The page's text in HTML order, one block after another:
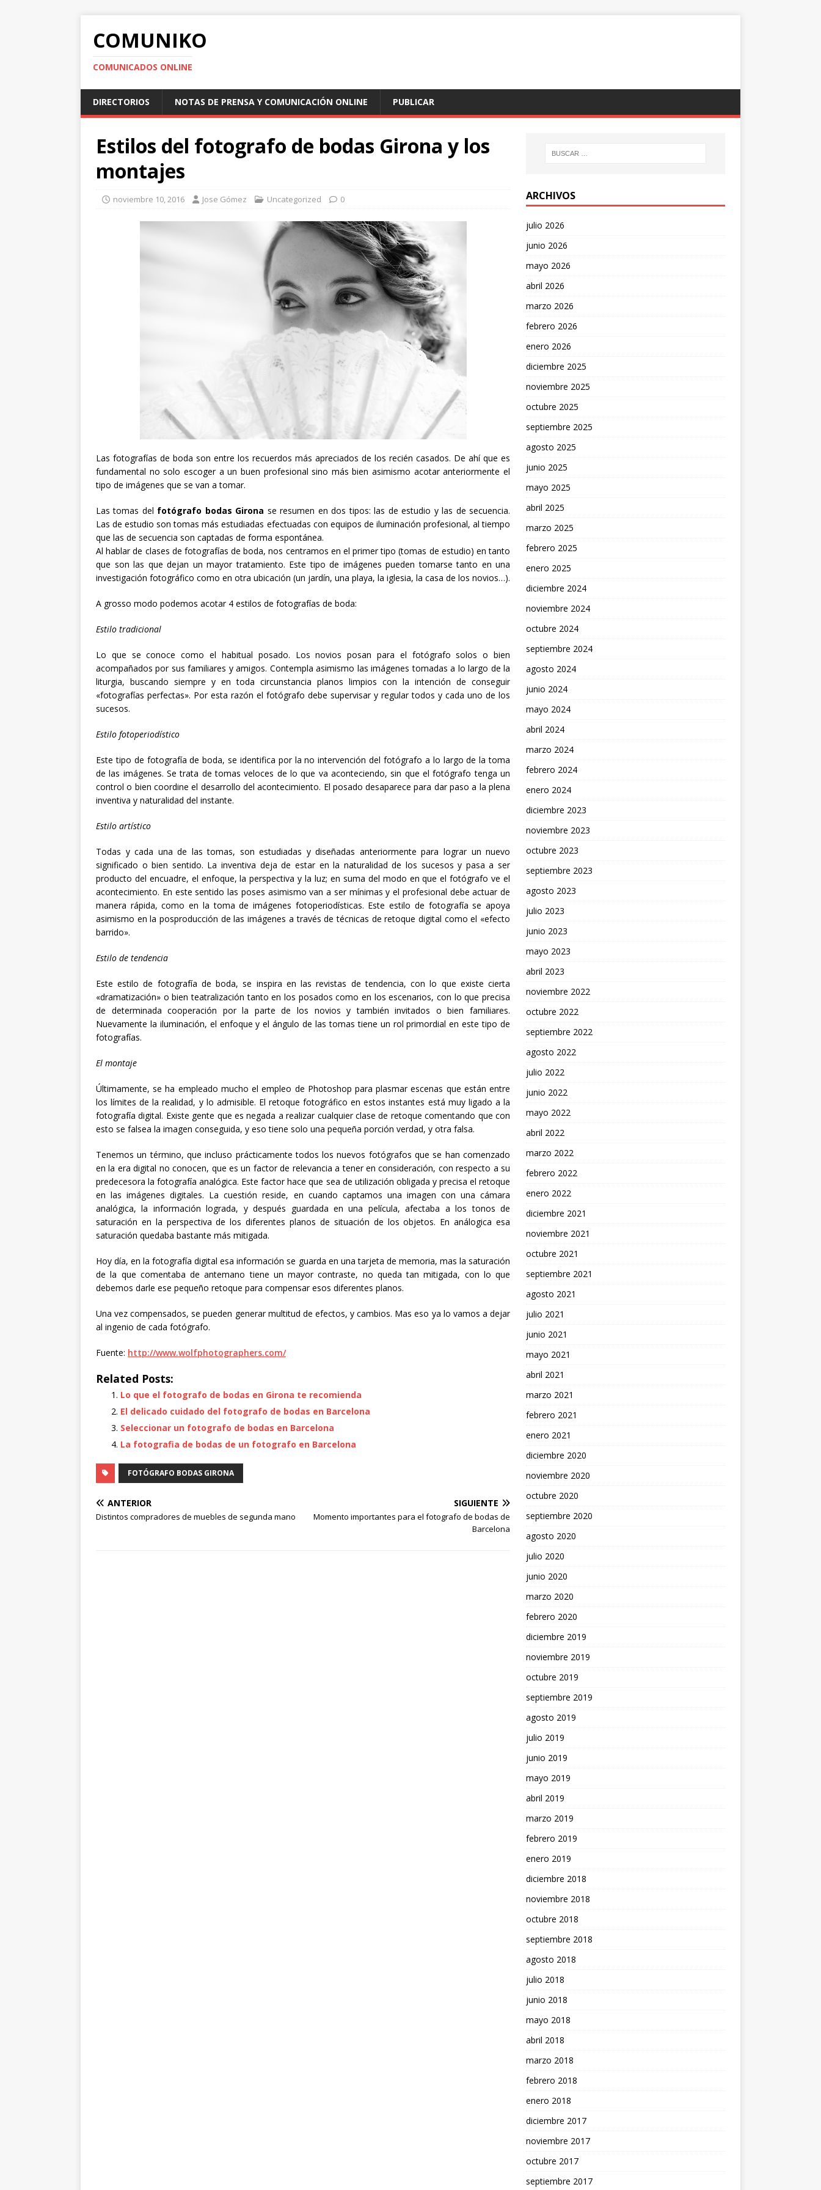
COMUNIKO
COMUNICADOS ONLINE
DIRECTORIOS NOTAS DE PRENSA Y COMUNICACIÓN ONLINE PUBLICAR
Estilos del fotografo de bodas Girona y los
montajes
noviembre 10, 2016 Jose Gómez Uncategorized 0
Las fotografías de boda son entre los recuerdos más apreciados de los recién casados. De ahí que es
fundamental no solo escoger a un buen profesional sino más bien asimismo acotar anteriormente el
tipo de imágenes que se van a tomar.
Las tomas del fotógrafo bodas Girona se resumen en dos tipos: las de estudio y las de secuencia.
Las de estudio son tomas más estudiadas efectuadas con equipos de iluminación profesional, al tiempo
que las de secuencia son captadas de forma espontánea.
Al hablar de clases de fotografías de boda, nos centramos en el primer tipo (tomas de estudio) en tanto
que son las que dejan un mayor tratamiento. Este tipo de imágenes pueden tomarse tanto en una
investigación fotográfico como en otra ubicación (un jardín, una playa, la iglesia, la casa de los novios…).
A grosso modo podemos acotar 4 estilos de fotografías de boda:
Estilo tradicional
Lo que se conoce como el habitual posado. Los novios posan para el fotógrafo solos o bien
acompañados por sus familiares y amigos. Contempla asimismo las imágenes tomadas a lo largo de la
liturgia, buscando siempre y en toda circunstancia planos limpios con la intención de conseguir
«fotografías perfectas». Por esta razón el fotógrafo debe supervisar y regular todos y cada uno de los
sucesos.
Estilo fotoperiodístico
Este tipo de fotografía de boda, se identifica por la no intervención del fotógrafo a lo largo de la toma
de las imágenes. Se trata de tomas veloces de lo que va aconteciendo, sin que el fotógrafo tenga un
control o bien coordine el desarrollo del acontecimiento. El posado desaparece para dar paso a la plena
inventiva y naturalidad del instante.
Estilo artístico
Todas y cada una de las tomas, son estudiadas y diseñadas anteriormente para lograr un nuevo
significado o bien sentido. La inventiva deja de estar en la naturalidad de los sucesos y pasa a ser
producto del encuadre, el enfoque, la perspectiva y la luz; en suma del modo en que el fotógrafo ve el
acontecimiento. En este sentido las poses asimismo van a ser mínimas y el profesional debe actuar de
manera rápida, como en la toma de imágenes fotoperiodísticas. Este estilo de fotografía se apoya
asimismo en la posproducción de las imágenes a través de técnicas de retoque digital como el «efecto
barrido».
Estilo de tendencia
Este estilo de fotografía de boda, se inspira en las revistas de tendencia, con lo que existe cierta
«dramatización» o bien teatralización tanto en los posados como en los escenarios, con lo que precisa
de determinada cooperación por la parte de los novios y también invitados o bien familiares.
Nuevamente la iluminación, el enfoque y el ángulo de las tomas tiene un rol primordial en este tipo de
fotografías.
El montaje
Últimamente, se ha empleado mucho el empleo de Photoshop para plasmar escenas que están entre
los límites de la realidad, y lo admisible. El retoque fotográfico en estos instantes está muy ligado a la
fotografía digital. Existe gente que es negada a realizar cualquier clase de retoque comentando que con
esto se falsea la imagen conseguida, y eso tiene solo una pequeña porción verdad, y otra falsa.
Tenemos un término, que incluso prácticamente todos los nuevos fotógrafos que se han comenzado
en la era digital no conocen, que es un factor de relevancia a tener en consideración, con respecto a su
predecesora la fotografía analógica. Este factor hace que sea de utilización obligada y precisa el retoque
en las imágenes digitales. La cuestión reside, en cuando captamos una imagen con una cámara
analógica, la información lograda, y después guardada en una película, afectaba a los tonos de
saturación en la perspectiva de los diferentes planos de situación de los objetos. En análogica esa
saturación quedaba bastante más mitigada.
Hoy día, en la fotografía digital esa información se guarda en una tarjeta de memoria, mas la saturación
de la que comentaba de antemano tiene un mayor contraste, no queda tan mitigada, con lo que
debemos darle ese pequeño retoque para compensar esos diferentes planos.
Una vez compensados, se pueden generar multitud de efectos, y cambios. Mas eso ya lo vamos a dejar
al ingenio de cada fotógrafo.
Fuente: http://www.wolfphotographers.com/
Related Posts:
Lo que el fotografo de bodas en Girona te recomienda
El delicado cuidado del fotografo de bodas en Barcelona
Seleccionar un fotografo de bodas en Barcelona
La fotografia de bodas de un fotografo en Barcelona
FOTÓGRAFO BODAS GIRONA
ANTERIOR
Distintos compradores de muebles de segunda mano
SIGUIENTE
Momento importantes para el fotografo de bodas de
Barcelona
ARCHIVOS
julio 2026
junio 2026
mayo 2026
abril 2026
marzo 2026
febrero 2026
enero 2026
diciembre 2025
noviembre 2025
octubre 2025
septiembre 2025
agosto 2025
junio 2025
mayo 2025
abril 2025
marzo 2025
febrero 2025
enero 2025
diciembre 2024
noviembre 2024
octubre 2024
septiembre 2024
agosto 2024
junio 2024
mayo 2024
abril 2024
marzo 2024
febrero 2024
enero 2024
diciembre 2023
noviembre 2023
octubre 2023
septiembre 2023
agosto 2023
julio 2023
junio 2023
mayo 2023
abril 2023
noviembre 2022
octubre 2022
septiembre 2022
agosto 2022
julio 2022
junio 2022
mayo 2022
abril 2022
marzo 2022
febrero 2022
enero 2022
diciembre 2021
noviembre 2021
octubre 2021
septiembre 2021
agosto 2021
julio 2021
junio 2021
mayo 2021
abril 2021
marzo 2021
febrero 2021
enero 2021
diciembre 2020
noviembre 2020
octubre 2020
septiembre 2020
agosto 2020
julio 2020
junio 2020
marzo 2020
febrero 2020
diciembre 2019
noviembre 2019
octubre 2019
septiembre 2019
agosto 2019
julio 2019
junio 2019
mayo 2019
abril 2019
marzo 2019
febrero 2019
enero 2019
diciembre 2018
noviembre 2018
octubre 2018
septiembre 2018
agosto 2018
julio 2018
junio 2018
mayo 2018
abril 2018
marzo 2018
febrero 2018
enero 2018
diciembre 2017
noviembre 2017
octubre 2017
septiembre 2017